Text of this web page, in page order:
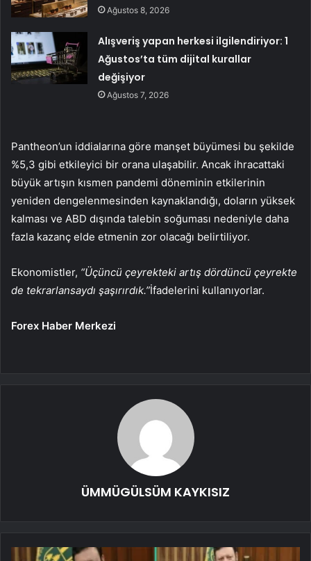
Ağustos 8, 2026
Alışveriş yapan herkesi ilgilendiriyor: 1
Ağustos’ta tüm dijital kurallar
değişiyor
Ağustos 7, 2026
Pantheon’un iddialarına göre manşet büyümesi bu şekilde
%5,3 gibi etkileyici bir orana ulaşabilir. Ancak ihracattaki
büyük artışın kısmen pandemi döneminin etkilerinin
yeniden dengelenmesinden kaynaklandığı, doların yüksek
kalması ve ABD dışında talebin soğuması nedeniyle daha
fazla kazanç elde etmenin zor olacağı belirtiliyor.
Ekonomistler, “Üçüncü çeyrekteki artış dördüncü çeyrekte
de tekrarlansaydı şaşırırdık.”İfadelerini kullanıyorlar.
Forex Haber Merkezi
ÜMMÜGÜLSÜM KAYKISIZ